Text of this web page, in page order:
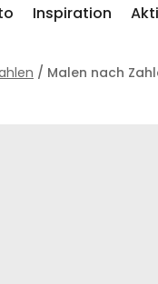
Inspiration
/ Malen nach